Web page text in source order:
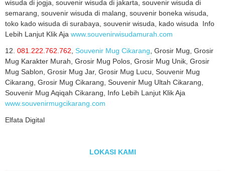
wisuda di jogja, souvenir wisuda di jakarta, souvenir wisuda di
semarang, souvenir wisuda di malang, souvenir boneka wisuda,
toko kado wisuda di surabaya, souvenir wisuda, kado wisuda Info
Lebih Lanjut Klik Aja www.souvenirwisudamurah.com
12. 081.222.762.762, Souvenir Mug Cikarang, Grosir Mug, Grosir
Mug Karakter Murah, Grosir Mug Polos, Grosir Mug Unik, Grosir
Mug Sablon, Grosir Mug Jar, Grosir Mug Lucu, Souvenir Mug
Cikarang, Grosir Mug Cikarang, Souvenir Mug Ultah Cikarang,
Souvenir Mug Aqiqah Cikarang, Info Lebih Lanjut Klik Aja
www.souvenirmugcikarang.com
Elfata Digital
LOKASI KAMI